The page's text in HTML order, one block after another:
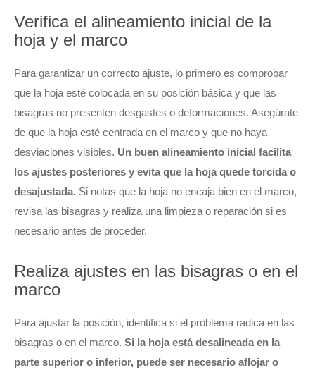
Verifica el alineamiento inicial de la
hoja y el marco
Para garantizar un correcto ajuste, lo primero es comprobar
que la hoja esté colocada en su posición básica y que las
bisagras no presenten desgastes o deformaciones. Asegúrate
de que la hoja esté centrada en el marco y que no haya
desviaciones visibles. Un buen alineamiento inicial facilita
los ajustes posteriores y evita que la hoja quede torcida o
desajustada. Si notas que la hoja no encaja bien en el marco,
revisa las bisagras y realiza una limpieza o reparación si es
necesario antes de proceder.
Realiza ajustes en las bisagras o en el
marco
Para ajustar la posición, identifica si el problema radica en las
bisagras o en el marco. Si la hoja está desalineada en la
parte superior o inferior, puede ser necesario aflojar o